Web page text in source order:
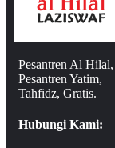
Pesantren Al Hilal,
Pesantren Yatim,
Tahfidz, Gratis.
Hubungi Kami: